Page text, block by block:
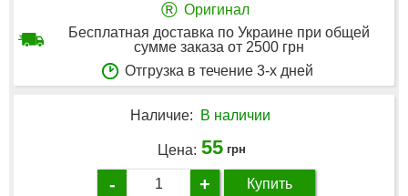
® Оригинал
Бесплатная доставка по Украине при общей
сумме заказа от 2500 грн
Отгрузка в течение 3-х дней
Наличие: В наличии
Цена: 55 грн
- + Купить